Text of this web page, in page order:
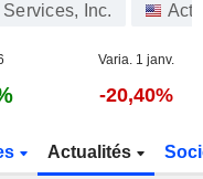
Inc.
Varia. 1 janv.
-20,40%
Actualités